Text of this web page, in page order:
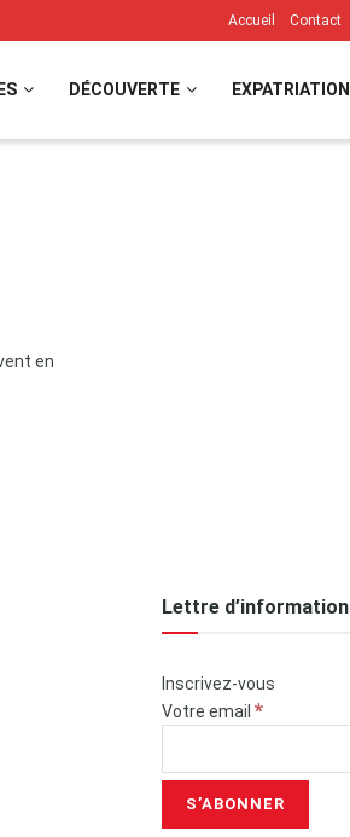
Accueil Contact
DÉCOUVERTE EXPATRIATION
en
Lettre d’information
Inscrivez-vous
Votre email *